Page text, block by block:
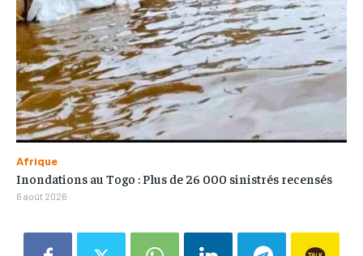
Afrique
Inondations au Togo : Plus de 26 000 sinistrés recensés
6 août 2026